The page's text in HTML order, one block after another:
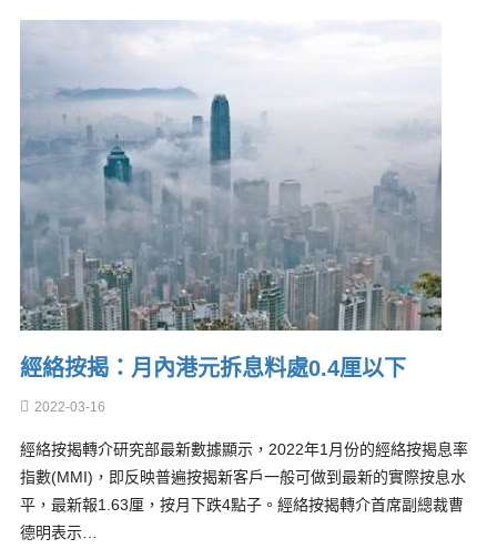
經絡按揭：月內港元拆息料處0.4厘以下
2022-03-16
經絡按揭轉介研究部最新數據顯示，2022年1月份的經絡按揭息率
指數(MMI)，即反映普遍按揭新客戶一般可做到最新的實際按息水
平，最新報1.63厘，按月下跌4點子。經絡按揭轉介首席副總裁曹
德明表示…